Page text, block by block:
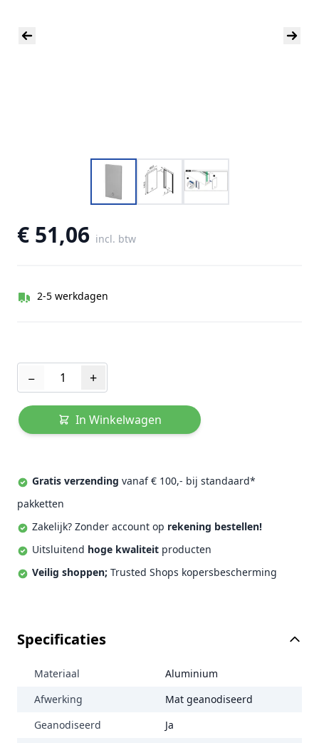
€ 51,06 incl. btw
2-5 werkdagen
− +
In Winkelwagen
Gratis verzending vanaf € 100,- bij standaard*
pakketten
Zakelijk? Zonder account op rekening bestellen!
Uitsluitend hoge kwaliteit producten
Veilig shoppen; Trusted Shops kopersbescherming
Specificaties
Materiaal
Aluminium
Afwerking
Mat geanodiseerd
Geanodiseerd
Ja